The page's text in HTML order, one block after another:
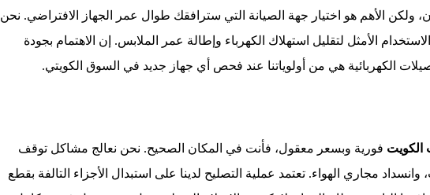
ولكن الأهم هو اختيار جهة الصيانة التي سترافقك طوال عمر الجهاز الافتراضي. نحن
الأمثل لتقليل استهلاك الكهرباء وإطالة عمر الملابس. إن الاهتمام بجودة
الكهربائية هي من أولوياتنا عند فحص أي جهاز جديد في السوق الكويتي.
الكويت فورية وبسعر معقول، فأنت في المكان الصحيح. نحن نعالج مشاكل توقف
مجاري الهواء. تعتمد عملية التصليح لدينا على استبدال الأجزاء التالفة بقطع